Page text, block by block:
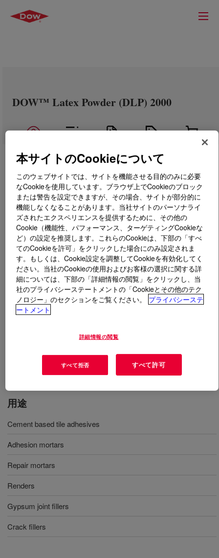
DOW™ Latex Powder (DLP) 2000
とは DOW™ Latex Powder (DLP) 2000 ?
酢酸ビニル-エチレン共重合体の水性分散液をスプレー
乾燥して得られるさらさらした白色粉末。輸送、保管、
取り扱いの容易さなど、さらさらした粉末添加剤のあら
ゆる特長を備えています。本製品を建設産業のさまざま
な用途で使用すると、セメントおよび石膏ベースの処方
ス条件にさらされる製品の構築に非常にお勧めです。特
着剤用に開発されました。
用途
Cement based tile adhesives
Adhesion mortars
Repair mortars
Renders
Gypsum joint fillers
Crack fillers
本サイトのCookieについて
このウェブサイトでは、サイトを機能させる目的のみに必要
なCookieを使用しています。ブラウザ上でCookieのブロック
または警告を設定できますが、その場合、サイトが部分的に
機能しなくなることがあります。当社サイトのパーソナライ
ズされたエクスペリエンスを提供するために、その他の
Cookie（機能性、パフォーマンス、ターゲティングCookieな
ど）の設定を推奨します。これらのCookieは、下部の「すべ
てのCookieを許可」をクリックした場合にのみ設定されま
す。もしくは、Cookie設定を調整してCookieを有効化してく
ださい。当社のCookieの使用およびお客様の選択に関する詳
細については、下部の「詳細情報の閲覧」をクリックし、当
社のプライバシーステートメントの「Cookieとその他のテク
ノロジー」のセクションをご覧ください。
プライバシーステ
ートメント
詳細情報の閲覧
すべて拒否 すべて許可